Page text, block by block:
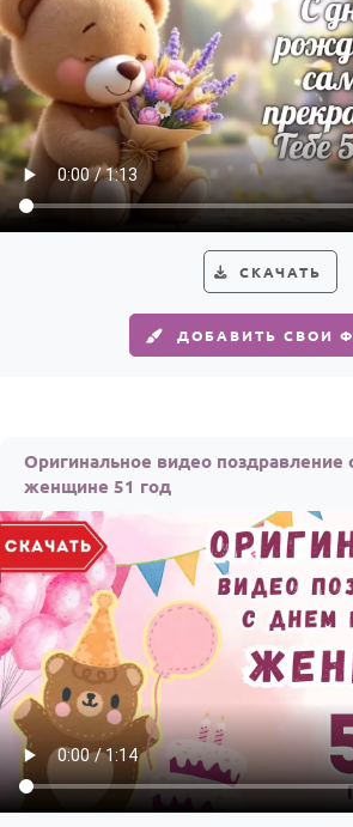
Пожелания
По именам
По годам
СКАЧАТЬ
ДОБАВИТЬ СВОИ
Оригинальное видео
женщине 51 год